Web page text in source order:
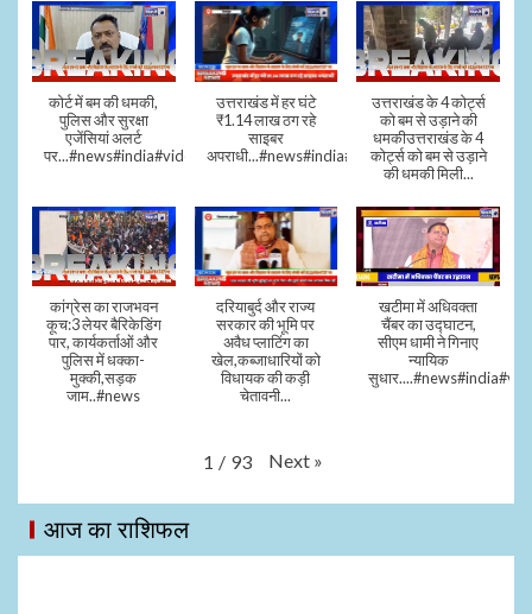
कोर्ट में बम की धमकी,
पुलिस और सुरक्षा
एजेंसियां अलर्ट
पर...#news#india#video#viral
उत्तराखंड में हर घंटे
₹1.14 लाख ठग रहे
साइबर
अपराधी...#news#india#video#viral
उत्तराखंड के 4 कोर्ट्स
को बम से उड़ाने की
धमकीउत्तराखंड के 4
कोर्ट्स को बम से उड़ाने
की धमकी मिली...
कांग्रेस का राजभवन
कूच:3 लेयर बैरिकेडिंग
पार, कार्यकर्ताओं और
पुलिस में धक्का-
मुक्की,सड़क
जाम..#news
दरियाबुर्द और राज्य
सरकार की भूमि पर
अवैध प्लाटिंग का
खेल,कब्जाधारियों को
विधायक की कड़ी
चेतावनी...
खटीमा में अधिवक्ता
चैंबर का उद्घाटन,
सीएम धामी ने गिनाए
न्यायिक
1 / 93 Next »
आज का राशिफल